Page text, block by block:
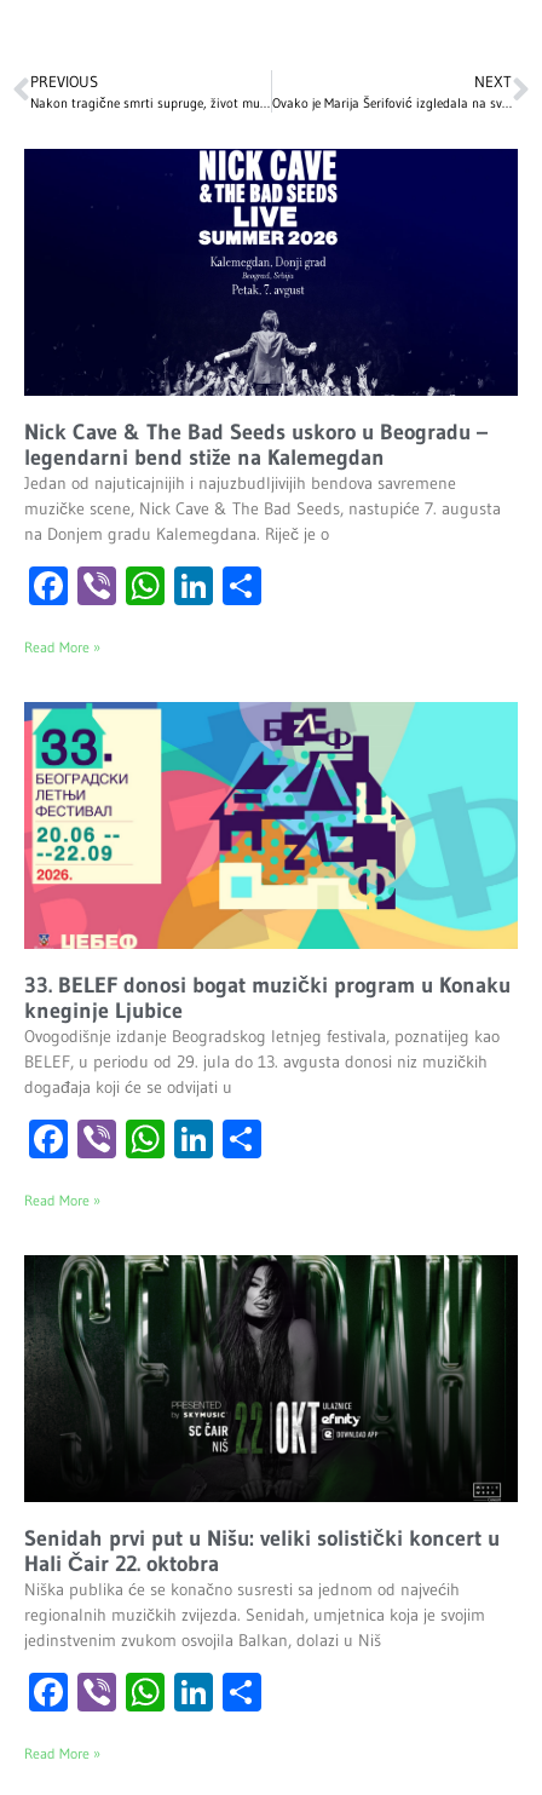
PREVIOUS NEXT
Ovako je Marija Šerifović izgledala na svojoj prvoj Beoviziji pre 20 godina!
Nick Cave & The Bad Seeds uskoro u Beogradu –
legendarni bend stiže na Kalemegdan
Jedan od najuticajnijih i najuzbudljivijih bendova savremene
muzičke scene, Nick Cave & The Bad Seeds, nastupiće 7. augusta
na Donjem gradu Kalemegdana. Riječ je o
Facebook
ViberWhatsApp
LinkedIn
Read More »
33. BELEF donosi bogat muzički program u Konaku
kneginje Ljubice
Ovogodišnje izdanje Beogradskog letnjeg festivala, poznatijeg kao
BELEF, u periodu od 29. jula do 13. avgusta donosi niz muzičkih
događaja koji će se odvijati u
Facebook
ViberWhatsApp
LinkedIn
Read More »
Senidah prvi put u Nišu: veliki solistički koncert u
Hali Čair 22. oktobra
Niška publika će se konačno susresti sa jednom od najvećih
regionalnih muzičkih zvijezda. Senidah, umjetnica koja je svojim
jedinstvenim zvukom osvojila Balkan, dolazi u Niš
Facebook
ViberWhatsApp
LinkedIn
Read More »